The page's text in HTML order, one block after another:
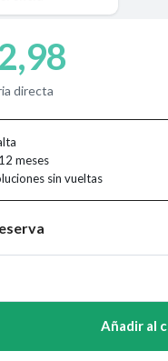
directa
meses
sin vueltas
Añadir al